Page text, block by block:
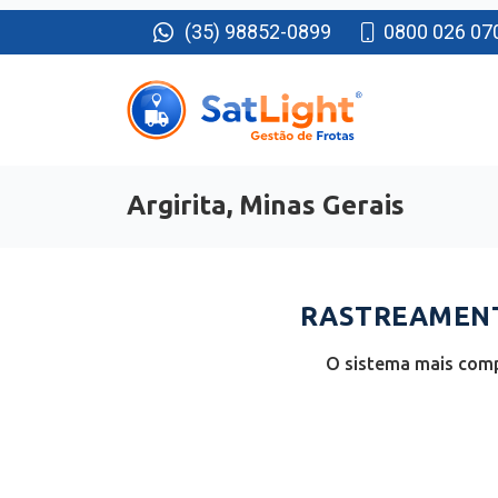
(35) 98852-0899 0800 026
Argirita, Minas Gerais
O sistema mais